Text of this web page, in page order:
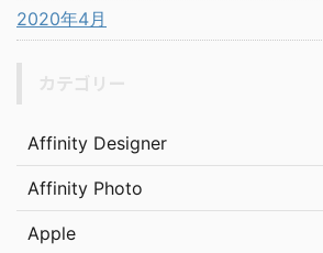
2020年4月
Affinity Designer
Affinity Photo
Apple